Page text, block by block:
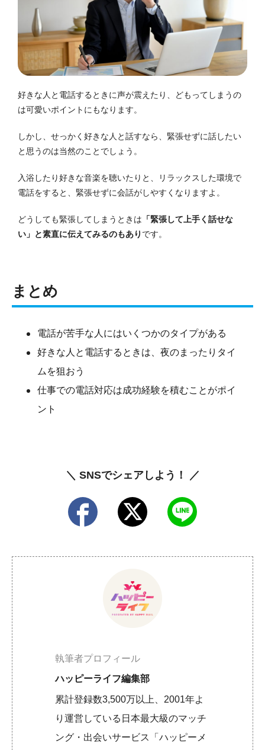
好きな人と電話するときに声が震えたり、どもってしまうの
は可愛いポイントにもなります。
しかし、せっかく好きな人と話すなら、緊張せずに話したい
と思うのは当然のことでしょう。
入浴したり好きな音楽を聴いたりと、リラックスした環境で
電話をすると、緊張せずに会話がしやすくなりますよ。
どうしても緊張してしまうときは 「緊張して上手く話せな
い」と素直に伝えてみるのもあり です。
まとめ
電話が苦手な人にはいくつかのタイプがある
好きな人と電話するときは、夜のまったりタイ
ムを狙おう
仕事での電話対応は成功経験を積むことがポイ
ント
＼ SNSでシェアしよう！ ／
執筆者プロフィール
ハッピーライフ編集部
累計登録数3,500万以上、2001年よ
り運営している日本最大級のマッチ
ング・出会いサービス「ハッピーメ